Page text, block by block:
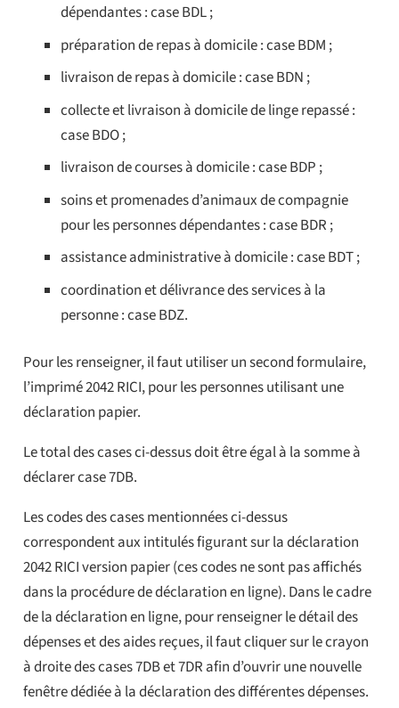
dépendantes : case BDL ;
préparation de repas à domicile : case BDM ;
livraison de repas à domicile : case BDN ;
collecte et livraison à domicile de linge repassé :
case BDO ;
livraison de courses à domicile : case BDP ;
soins et promenades d’animaux de compagnie
pour les personnes dépendantes : case BDR ;
assistance administrative à domicile : case BDT ;
coordination et délivrance des services à la
personne : case BDZ.
Pour les renseigner, il faut utiliser un second formulaire,
l’imprimé 2042 RICI, pour les personnes utilisant une
déclaration papier.
Le total des cases ci-dessus doit être égal à la somme à
déclarer case 7DB.
Les codes des cases mentionnées ci-dessus
correspondent aux intitulés figurant sur la déclaration
2042 RICI version papier (ces codes ne sont pas affichés
dans la procédure de déclaration en ligne). Dans le cadre
de la déclaration en ligne, pour renseigner le détail des
dépenses et des aides reçues, il faut cliquer sur le crayon
à droite des cases 7DB et 7DR afin d’ouvrir une nouvelle
fenêtre dédiée à la déclaration des différentes dépenses.